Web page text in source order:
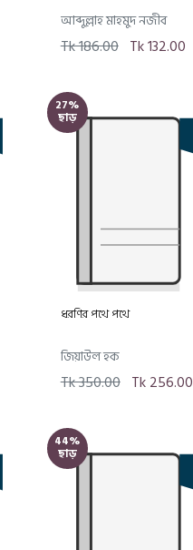
আব্দুল্লাহ মাহমুদ নজীব
Tk 186.00 Tk 132.00
27%
ছাড়
ধরণির পথে পথে
জিয়াউল হক
Tk 350.00 Tk 256.00
44%
ছাড়